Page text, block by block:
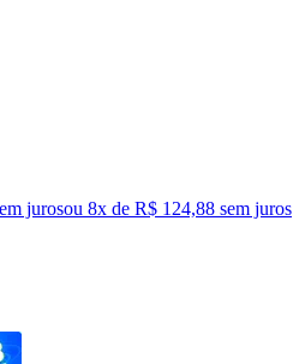
jurosou 8x de R$ 124,88 sem juros